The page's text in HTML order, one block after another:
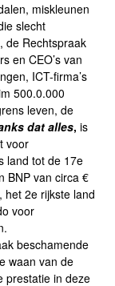
miskleunen
slecht
de Rechtspraak
en CEO’s van
ICT-firma’s
500.0.000
leven, de
dat alles, is
voor
land tot de 17e
BNP van circa €
het 2e rijkste land
voor
beschamende
waan van de
prestatie in deze